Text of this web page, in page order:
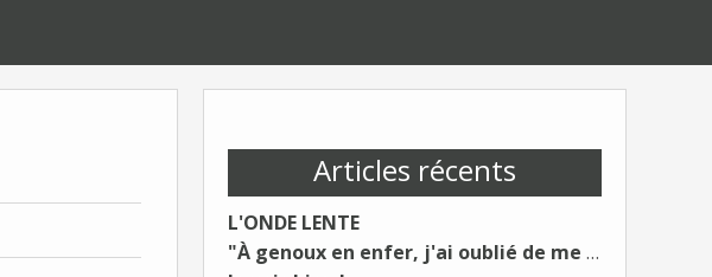
Articles récents
L'ONDE LENTE
"À genoux en enfer, j'ai oublié de me taire"